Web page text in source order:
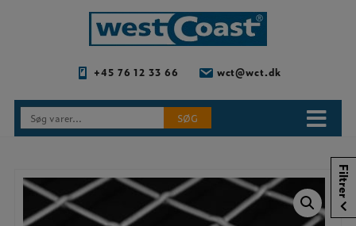
+45 76 12 33 66 wct@wct.dk
efter:
SØG
Filtrer